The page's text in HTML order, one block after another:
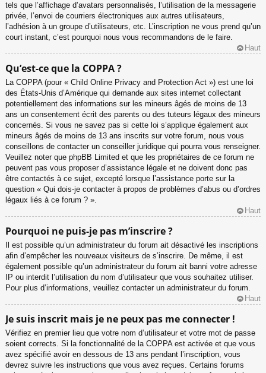
tels que l’affichage d’avatars personnalisés, l’utilisation de la messagerie
privée, l’envoi de courriers électroniques aux autres utilisateurs,
l’adhésion à un groupe d’utilisateurs, etc. L’inscription ne vous prend qu’un
court instant, c’est pourquoi nous vous recommandons de le faire.
Haut
Qu’est-ce que la COPPA ?
La COPPA (pour « Child Online Privacy and Protection Act ») est une loi
des États-Unis d’Amérique qui demande aux sites internet collectant
potentiellement des informations sur les mineurs âgés de moins de 13
ans un consentement écrit des parents ou des tuteurs légaux des mineurs
concernés. Si vous ne savez pas si cette loi s’applique également aux
mineurs âgés de moins de 13 ans inscrits sur votre forum, nous vous
conseillons de contacter un conseiller juridique qui pourra vous renseigner.
Veuillez noter que phpBB Limited et que les propriétaires de ce forum ne
peuvent pas vous proposer d’assistance légale et ne doivent donc pas
être contactés à ce sujet, excepté lorsque l’assistance porte sur la
question « Qui dois-je contacter à propos de problèmes d’abus ou d’ordres
légaux liés à ce forum ? ».
Haut
Pourquoi ne puis-je pas m’inscrire ?
Il est possible qu’un administrateur du forum ait désactivé les inscriptions
afin d’empêcher les nouveaux visiteurs de s’inscrire. De même, il est
également possible qu’un administrateur du forum ait banni votre adresse
IP ou interdit l’utilisation du nom d’utilisateur que vous souhaitez utiliser.
Pour plus d’informations, veuillez contacter un administrateur du forum.
Haut
Je suis inscrit mais je ne peux pas me connecter !
Vérifiez en premier lieu que votre nom d’utilisateur et votre mot de passe
soient corrects. Si la fonctionnalité de la COPPA est activée et que vous
avez spécifié avoir en dessous de 13 ans pendant l’inscription, vous
devrez suivre les instructions que vous avez reçues. Certains forums